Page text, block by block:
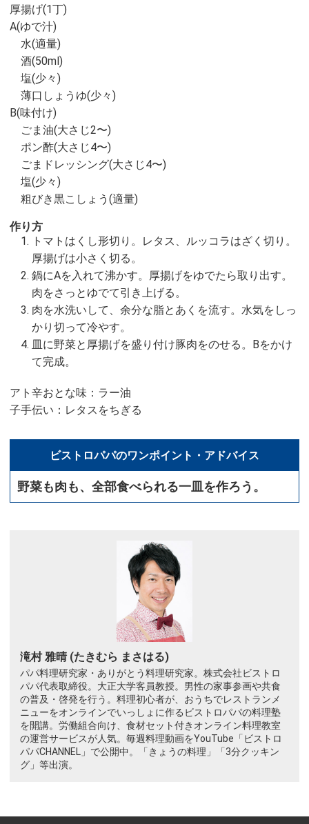
厚揚げ(1丁)
A(ゆで汁)
水(適量)
酒(50ml)
塩(少々)
薄口しょうゆ(少々)
B(味付け)
ごま油(大さじ2〜)
ポン酢(大さじ4〜)
ごまドレッシング(大さじ4〜)
塩(少々)
粗びき黒こしょう(適量)
作り方
トマトはくし形切り。レタス、ルッコラはざく切り。
厚揚げは小さく切る。
鍋にAを入れて沸かす。厚揚げをゆでたら取り出す。
肉をさっとゆでて引き上げる。
肉を水洗いして、余分な脂とあくを流す。水気をしっ
かり切って冷やす。
皿に野菜と厚揚げを盛り付け豚肉をのせる。Bをかけ
て完成。
アト辛おとな味：ラー油
子手伝い：レタスをちぎる
ビストロパパのワンポイント・アドバイス
野菜も肉も、全部食べられる一皿を作ろう。
滝村 雅晴 (たきむら まさはる)
パパ料理研究家・ありがとう料理研究家。株式会社ビストロ
パパ代表取締役。大正大学客員教授。男性の家事参画や共食
の普及・啓発を行う。料理初心者が、おうちでレストランメ
ニューをオンラインでいっしょに作るビストロパパの料理塾
を開講。労働組合向け、食材セット付きオンライン料理教室
の運営サービスが人気。毎週料理動画をYouTube「ビストロ
パパCHANNEL」で公開中。「きょうの料理」「3分クッキン
グ」等出演。